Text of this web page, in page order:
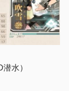
水）